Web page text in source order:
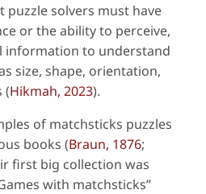
solvers must have
or the ability to perceive,
information to understand
size, shape, orientation,
(Hikmah, 2023).
of matchsticks puzzles
books (Braun, 1876;
first big collection was
with matchsticks”